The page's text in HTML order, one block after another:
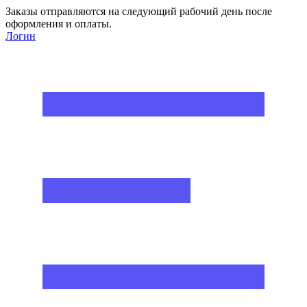
Заказы отправляются на следующий рабочий день после
оформления и оплаты.
Логин